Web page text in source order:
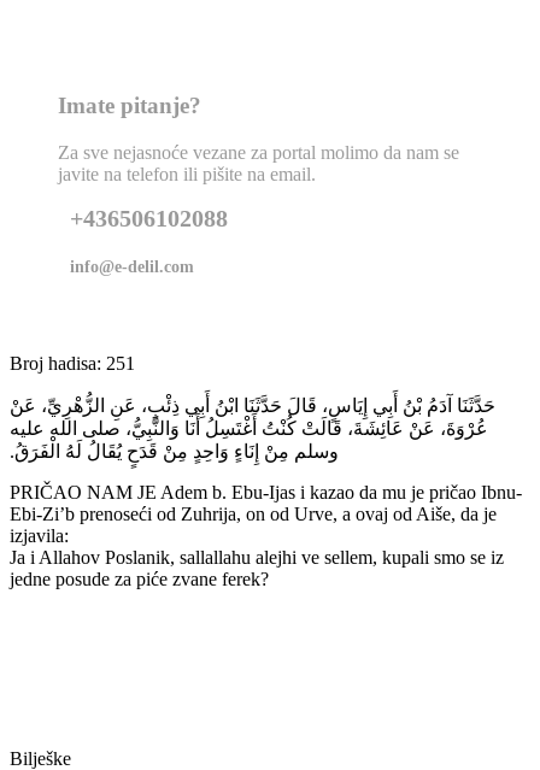
Imate pitanje?
Za sve nejasnoće vezane za portal molimo da nam se
javite na telefon ili pišite na email.
+436506102088
info@e-delil.com
Broj hadisa: 251
حَدَّثَنَا آدَمُ بْنُ أَبِي إِيَاسٍ، قَالَ حَدَّثَنَا ابْنُ أَبِي ذِئْبٍ، عَنِ الزُّهْرِيِّ، عَنْ
عُرْوَةَ، عَنْ عَائِشَةَ، قَالَتْ كُنْتُ أَغْتَسِلُ أَنَا وَالنَّبِيُّ، صلى الله عليه
وسلم مِنْ إِنَاءٍ وَاحِدٍ مِنْ قَدَحٍ يُقَالُ لَهُ الْفَرَقُ‏.‏
PRIČAO NAM JE Adem b. Ebu-Ijas i kazao da mu je pričao Ibnu-
Ebi-Zi’b prenoseći od Zuhrija, on od Urve, a ovaj od Aiše, da je
izjavila:
Ja i Allahov Poslanik, sallallahu alejhi ve sellem, kupali smo se iz
jedne posude za piće zvane ferek?
Bilješke